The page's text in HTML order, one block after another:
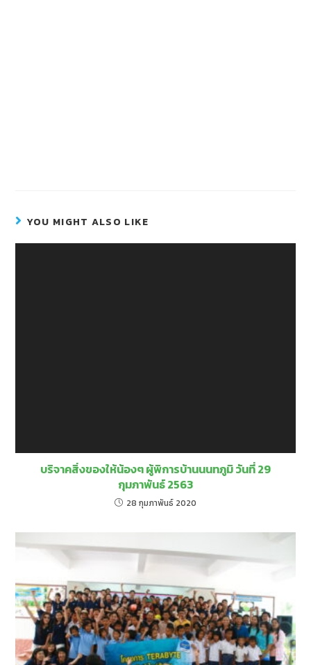
YOU MIGHT ALSO LIKE
บริจาคสิ่งของให้น้องๆ ผู้พิการบ้านนนทภูมิ วันที่ 29
กุมภาพันธ์ 2563
28 กุมภาพันธ์ 2020